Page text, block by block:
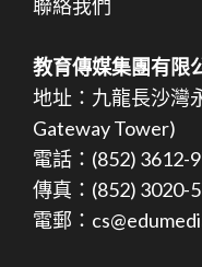
聯絡我們
教育傳媒集團有限
地址：九龍長沙灣
Gateway Tower)
電話：(852) 3612-
傳真：(852) 3020-
電郵：